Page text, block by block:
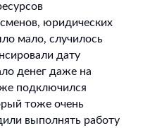
юридических
мало, случилось
дату
денег даже на
подключился
тоже очень
выполнять работу